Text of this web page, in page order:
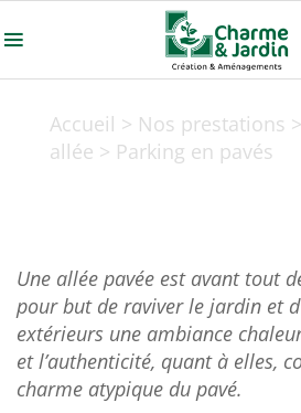
Accueil > Nos prestations >
allée > Parking en pavés
Une allée pavée est avant tout
pour but de raviver le jardin et
extérieurs une ambiance
et l’authenticité, quant à elles,
charme atypique du pavé.